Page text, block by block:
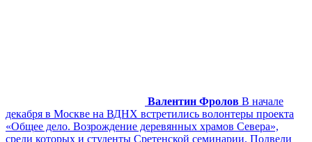
Валентин Фролов В начале
декабря в Москве на ВДНХ встретились волонтеры проекта
«Общее дело. Возрождение деревянных храмов Севера»,
среди которых и студенты Сретенской семинарии. Подвели